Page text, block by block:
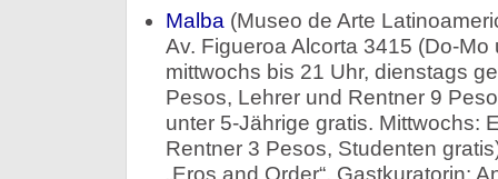
Malba (Museo de Arte
Av. Figueroa Alcorta 3415 (Do-
mittwochs bis 21 Uhr, dienstags
Pesos, Lehrer und Rentner 9
unter 5-Jährige gratis. Mittwochs:
Rentner 3 Pesos, Studenten
„Eros and Order“. Gastkuratorin: